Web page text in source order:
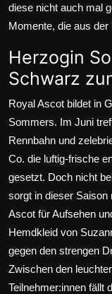
diese nicht auch mal
Momente, die aus der
Herzogin
Schwarz
Royal Ascot bildet in
Sommers. Im Juni
Rennbahn und
Co. die luftig-frische
gesetzt. Doch nicht
sorgt in dieser
Ascot für Aufsehen
Hemdkleid von
gegen den strengen
Zwischen den
Teilnehmer:innen fällt